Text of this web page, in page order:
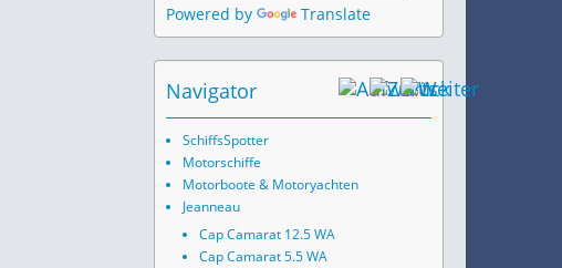
Powered by Translate
Navigator
SchiffsSpotter
Motorschiffe
Motorboote & Motoryachten
Jeanneau
Cap Camarat 12.5 WA
Cap Camarat 5.5 WA